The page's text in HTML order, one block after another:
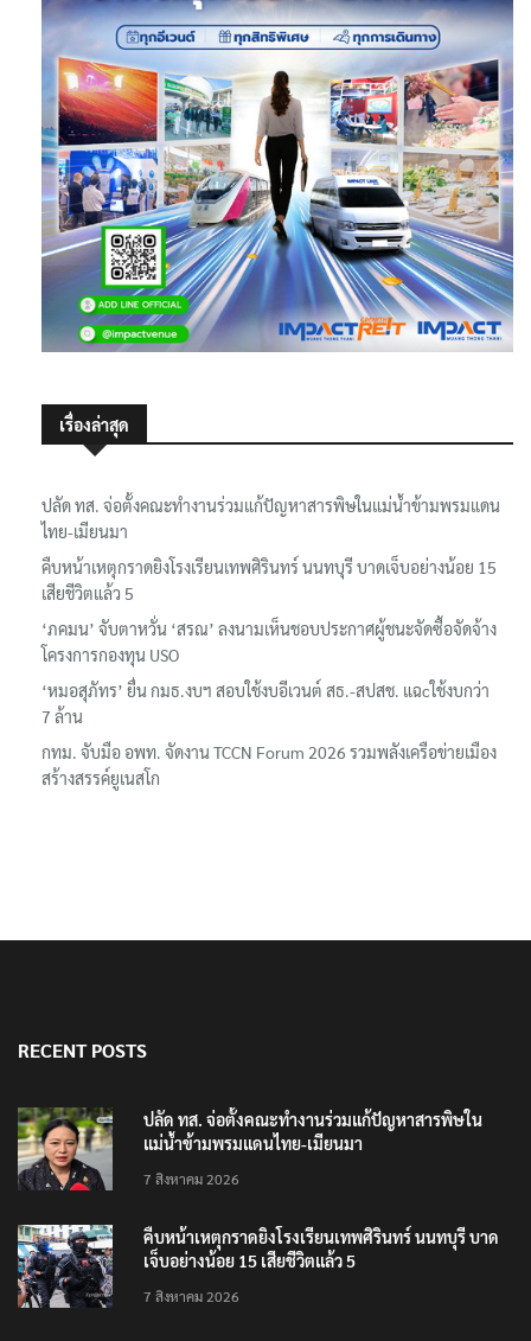
เรื่องล่าสุด
ปลัด ทส. จ่อตั้งคณะทำงานร่วมแก้ปัญหาสารพิษในแม่น้ำข้ามพรมแดน
ไทย-เมียนมา
คืบหน้าเหตุกราดยิงโรงเรียนเทพศิรินทร์ นนทบุรี บาดเจ็บอย่างน้อย 15
เสียชีวิตแล้ว 5
‘ภคมน’ จับตาหวั่น ‘สรณ’ ลงนามเห็นชอบประกาศผู้ชนะจัดซื้อจัดจ้าง
โครงการกองทุน USO
‘หมอสุภัทร’ ยื่น กมธ.งบฯ สอบใช้งบอีเวนต์ สธ.-สปสช. แฉcใช้งบกว่า
7 ล้าน
กทม. จับมือ อพท. จัดงาน TCCN Forum 2026 รวมพลังเครือข่ายเมือง
สร้างสรรค์ยูเนสโก
RECENT POSTS
ปลัด ทส. จ่อตั้งคณะทำงานร่วมแก้ปัญหาสารพิษใน
แม่น้ำข้ามพรมแดนไทย-เมียนมา
7 สิงหาคม 2026
คืบหน้าเหตุกราดยิงโรงเรียนเทพศิรินทร์ นนทบุรี บาด
เจ็บอย่างน้อย 15 เสียชีวิตแล้ว 5
7 สิงหาคม 2026